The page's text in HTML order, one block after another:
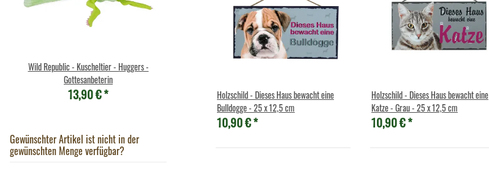
Holzschild - Dieses Haus bewacht eine
Bulldogge - 25 x 12,5 cm
10,90 €*
Holzschild - Dieses Haus bewacht eine
Katze - Grau - 25 x 12,5 cm
10,90 €*
Wild Republic - Kuscheltier - Huggers -
Gottesanbeterin
13,90 €* 21,90 €*
Gewünschter Artikel ist nicht in der
gewünschten Menge verfügbar?